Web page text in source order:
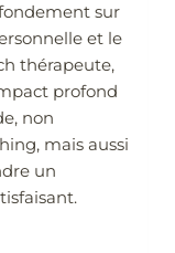
sur
et le
thérapeute,
profond
non
mais aussi
un